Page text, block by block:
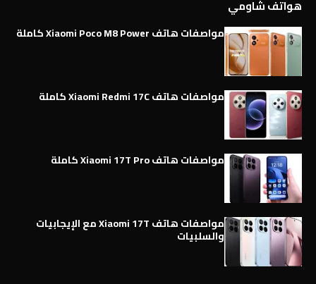
هواتف شاومي
مواصفات هاتف Xiaomi Poco M8 Power كاملة
مواصفات هاتف Xiaomi Redmi 17C كاملة
مواصفات هاتف Xiaomi 17T Pro كاملة
مواصفات هاتف Xiaomi 17T مع الإيجابيات
والسلبيات